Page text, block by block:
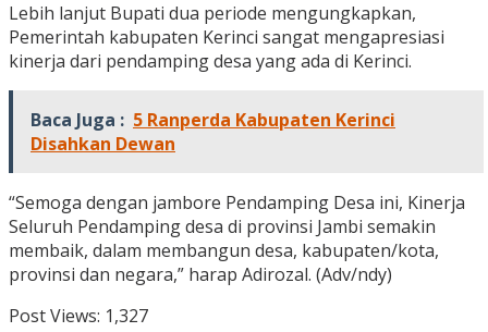
Lebih lanjut Bupati dua periode mengungkapkan,
Pemerintah kabupaten Kerinci sangat mengapresiasi
kinerja dari pendamping desa yang ada di Kerinci.
Baca Juga : 5 Ranperda Kabupaten Kerinci
Disahkan Dewan
“Semoga dengan jambore Pendamping Desa ini, Kinerja
Seluruh Pendamping desa di provinsi Jambi semakin
membaik, dalam membangun desa, kabupaten/kota,
provinsi dan negara,” harap Adirozal. (Adv/ndy)
Post Views: 1,327